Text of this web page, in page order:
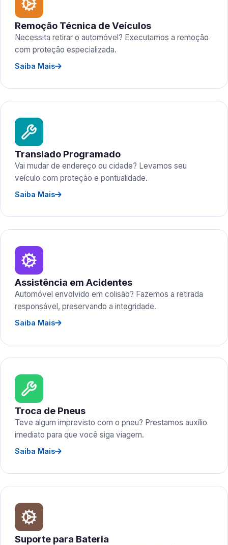
Remoção Técnica de Veículos
Necessita retirar o automóvel? Executamos a remoção
com proteção especializada.
Saiba Mais
Translado Programado
Vai mudar de endereço ou cidade? Levamos seu
veículo com proteção e pontualidade.
Saiba Mais
Assistência em Acidentes
Automóvel envolvido em colisão? Fazemos a retirada
responsável, preservando a integridade.
Saiba Mais
Troca de Pneus
Teve algum imprevisto com o pneu? Prestamos auxílio
imediato para que você siga viagem.
Saiba Mais
Suporte para Bateria